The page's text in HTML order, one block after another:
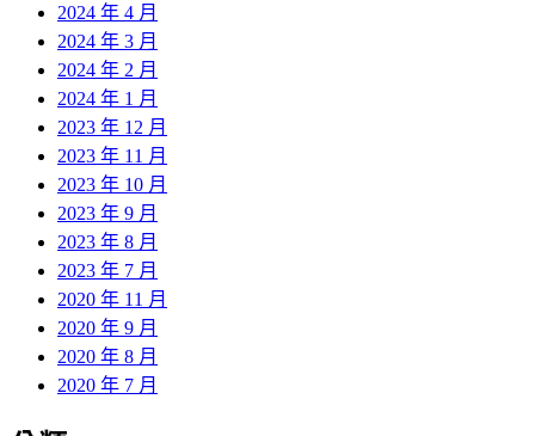
2024 年 4 月
2024 年 3 月
2024 年 2 月
2024 年 1 月
2023 年 12 月
2023 年 11 月
2023 年 10 月
2023 年 9 月
2023 年 8 月
2023 年 7 月
2020 年 11 月
2020 年 9 月
2020 年 8 月
2020 年 7 月